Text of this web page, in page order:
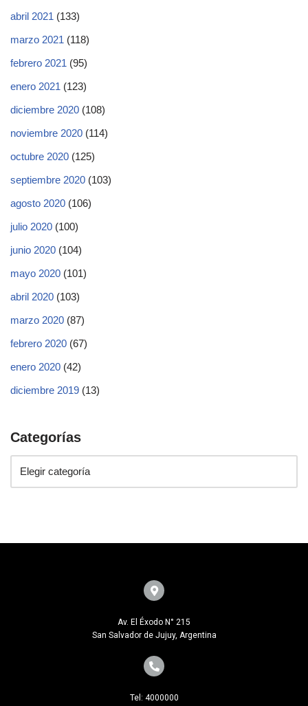
abril 2021 (133)
marzo 2021 (118)
febrero 2021 (95)
enero 2021 (123)
diciembre 2020 (108)
noviembre 2020 (114)
octubre 2020 (125)
septiembre 2020 (103)
agosto 2020 (106)
julio 2020 (100)
junio 2020 (104)
mayo 2020 (101)
abril 2020 (103)
marzo 2020 (87)
febrero 2020 (67)
enero 2020 (42)
diciembre 2019 (13)
Categorías
Av. El Éxodo N° 215
San Salvador de Jujuy, Argentina
Tel: 4000000